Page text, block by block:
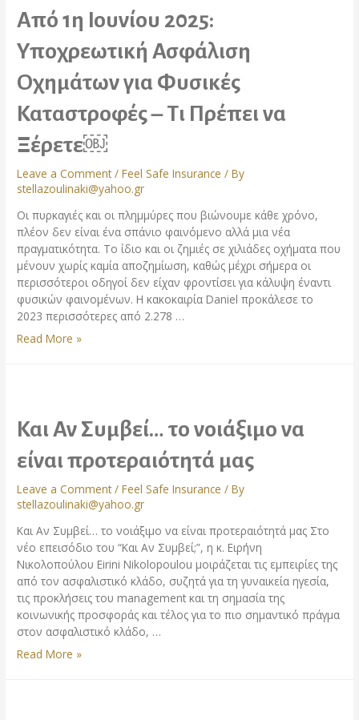
Από 1η Ιουνίου 2025:
Υποχρεωτική Ασφάλιση
Οχημάτων για Φυσικές
Καταστροφές – Τι Πρέπει να
Ξέρετε￼
Leave a Comment /Feel Safe Insurance / By
stellazoulinaki@yahoo.gr
Οι πυρκαγιές και οι πλημμύρες που βιώνουμε κάθε χρόνο,
πλέον δεν είναι ένα σπάνιο φαινόμενο αλλά μια νέα
πραγματικότητα. Το ίδιο και οι ζημιές σε χιλιάδες οχήματα που
μένουν χωρίς καμία αποζημίωση, καθώς μέχρι σήμερα οι
περισσότεροι οδηγοί δεν είχαν φροντίσει για κάλυψη έναντι
φυσικών φαινομένων. Η κακοκαιρία Daniel προκάλεσε το
2023 περισσότερες από 2.278 …
Read More »
Και Αν Συμβεί… το νοιάξιμο να
είναι προτεραιότητά μας
Leave a Comment /Feel Safe Insurance / By
stellazoulinaki@yahoo.gr
Και Αν Συμβεί… το νοιάξιμο να είναι προτεραιότητά μας Στο
νέο επεισόδιο του “Και Αν Συμβεί;”, η κ. Ειρήνη
Νικολοπούλου Eirini Nikolopoulou μοιράζεται τις εμπειρίες της
από τον ασφαλιστικό κλάδο, συζητά για τη γυναικεία ηγεσία,
τις προκλήσεις του management και τη σημασία της
κοινωνικής προσφοράς και τέλος για το πιο σημαντικό πράγμα
στον ασφαλιστικό κλάδο, …
Read More »